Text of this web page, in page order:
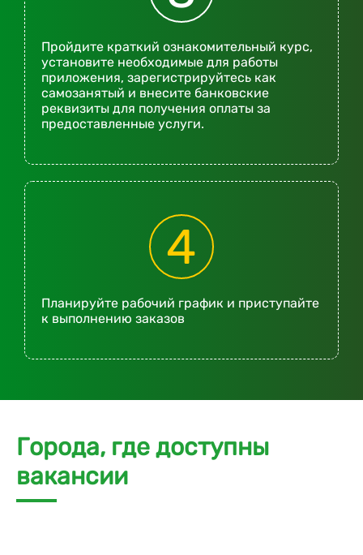
Пройдите краткий ознакомительный курс,
установите необходимые для работы
приложения, зарегистрируйтесь как
самозанятый и внесите банковские
реквизиты для получения оплаты за
предоставленные услуги.
4
Планируйте рабочий график и приступайте
к выполнению заказов
Города, где доступны
вакансии